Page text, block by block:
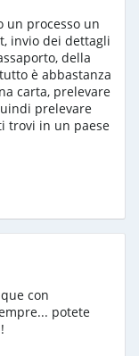
un processo un
invio dei dettagli
della
è abbastanza
carta, prelevare
prelevare
trovi in ​​un paese
con
potete